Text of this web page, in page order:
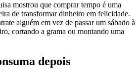
mostrou que comprar tempo é uma
de transformar dinheiro em felicidade.
alguém em vez de passar um sábado à
cortando a grama ou montando uma
depois